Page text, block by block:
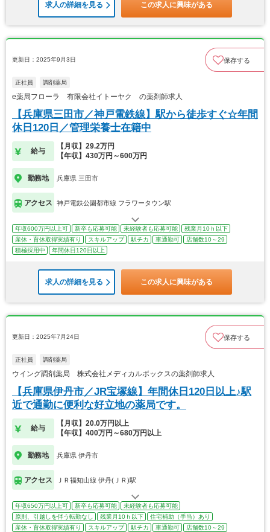
求人の詳細を見る この求人に興味がある
更新日：2025年9月3日 保存する
正社員 調剤薬局
e薬局フローラ 有限会社イトーヤク の薬剤師求人
【兵庫県三田市／神戸電鉄線】駅から徒歩すぐ☆年間
休日120日／管理栄養士在籍中
給与
【月収】29.2万円
【年収】430万円～600万円
勤務地 兵庫県 三田市
アクセス 神戸電鉄公園都市線 フラワータウン駅
年収600万円以上可 新卒も応募可能 未経験者も応募可能
残業月10ｈ以下
産休・育休取得実績有り
スキルアップ 駅チカ 車通勤可
店舗数10～29
積極採用中
年間休日120日以上
求人の詳細を見る この求人に興味がある
更新日：2025年7月24日 保存する
正社員 調剤薬局
ウイング調剤薬局 株式会社メディカルボックスの薬剤師求人
【兵庫県伊丹市／JR宝塚線】年間休日120日以上♪駅
近で通勤に便利な好立地の薬局です。
給与
【月収】20.0万円以上
【年収】400万円～680万円以上
勤務地 兵庫県 伊丹市
アクセス ＪＲ福知山線 伊丹(ＪＲ)駅
年収650万円以上可 新卒も応募可能
未経験者も応募可能
原則、引越しを伴う転勤なし
残業月10ｈ以下
住宅補助（手当）あり
産休・育休取得実績有り
スキルアップ 駅チカ 車通勤可
店舗数10～29